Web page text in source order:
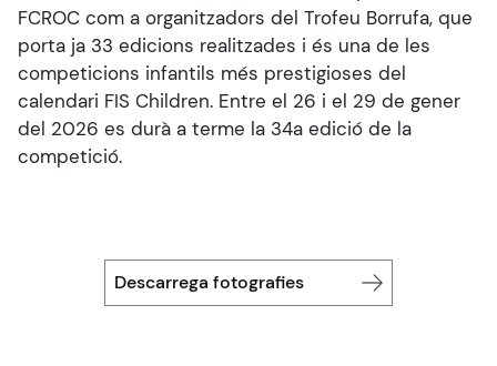
FCROC com a organitzadors del Trofeu Borrufa, que
porta ja 33 edicions realitzades i és una de les
competicions infantils més prestigioses del
calendari FIS Children. Entre el 26 i el 29 de gener
del 2026 es durà a terme la 34a edició de la
competició.
Descarrega fotografies